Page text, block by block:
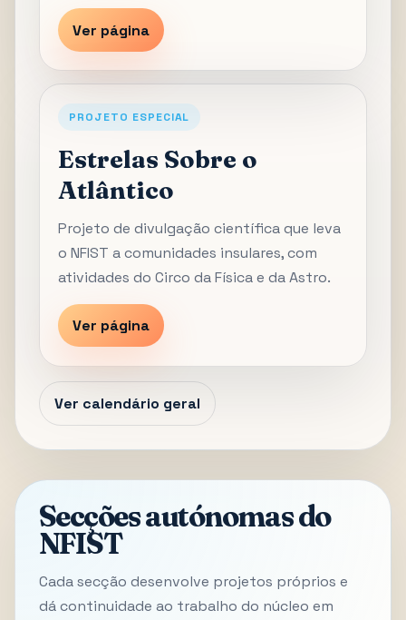
Ver página
PROJETO ESPECIAL
Estrelas Sobre o
Atlântico
Projeto de divulgação científica que leva
o NFIST a comunidades insulares, com
atividades do Circo da Física e da Astro.
Ver página
Ver calendário geral
Secções autónomas do
NFIST
Cada secção desenvolve projetos próprios e
dá continuidade ao trabalho do núcleo em